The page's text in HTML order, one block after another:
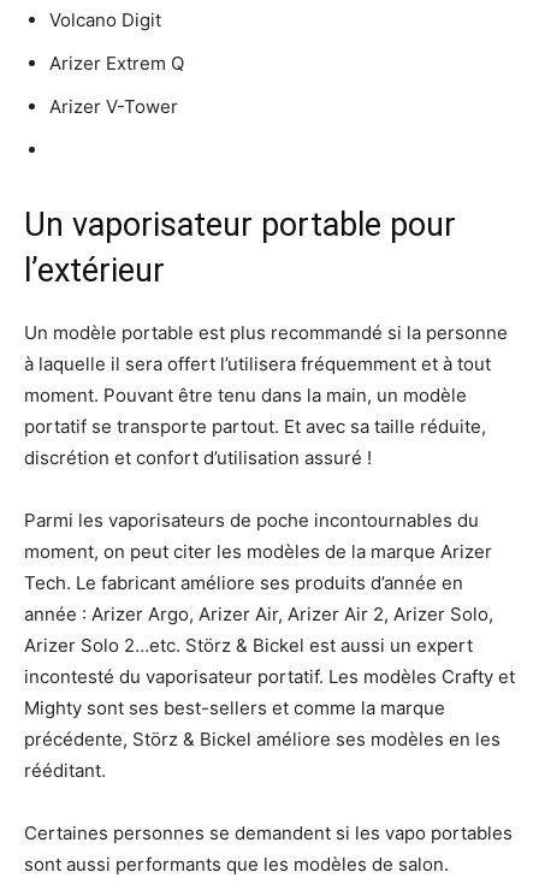
Volcano Digit
Arizer Extrem Q
Arizer V-Tower
Un vaporisateur portable pour
l’extérieur
Un modèle portable est plus recommandé si la personne
à laquelle il sera offert l’utilisera fréquemment et à tout
moment. Pouvant être tenu dans la main, un modèle
portatif se transporte partout. Et avec sa taille réduite,
discrétion et confort d’utilisation assuré !
Parmi les vaporisateurs de poche incontournables du
moment, on peut citer les modèles de la marque Arizer
Tech. Le fabricant améliore ses produits d’année en
année : Arizer Argo, Arizer Air, Arizer Air 2, Arizer Solo,
Arizer Solo 2…etc. Störz & Bickel est aussi un expert
incontesté du vaporisateur portatif. Les modèles Crafty et
Mighty sont ses best-sellers et comme la marque
précédente, Störz & Bickel améliore ses modèles en les
rééditant.
Certaines personnes se demandent si les vapo portables
sont aussi performants que les modèles de salon.